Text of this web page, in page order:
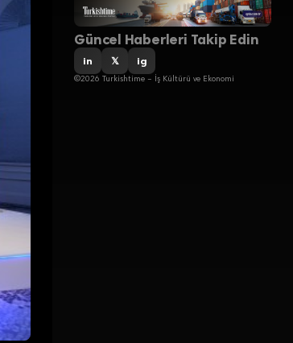
Güncel Haberleri Takip Edin
in 𝕏 ig
©2026 Turkishtime – İş Kültürü ve Ekonomi